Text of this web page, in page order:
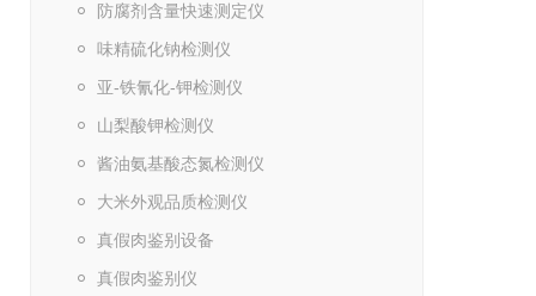
防腐剂含量快速测定仪
味精硫化钠检测仪
亚-铁氰化-钾检测仪
山梨酸钾检测仪
酱油氨基酸态氮检测仪
大米外观品质检测仪
真假肉鉴别设备
真假肉鉴别仪